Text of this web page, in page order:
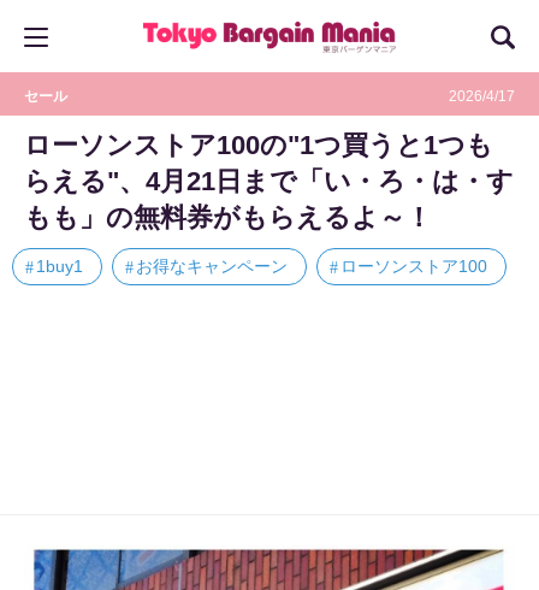
セール 2026/4/17
ローソンストア100の"1つ買うと1つも
らえる"、4月21日まで「い・ろ・は・す
もも」の無料券がもらえるよ～！
1buy1 お得なキャンペーン ローソンストア100